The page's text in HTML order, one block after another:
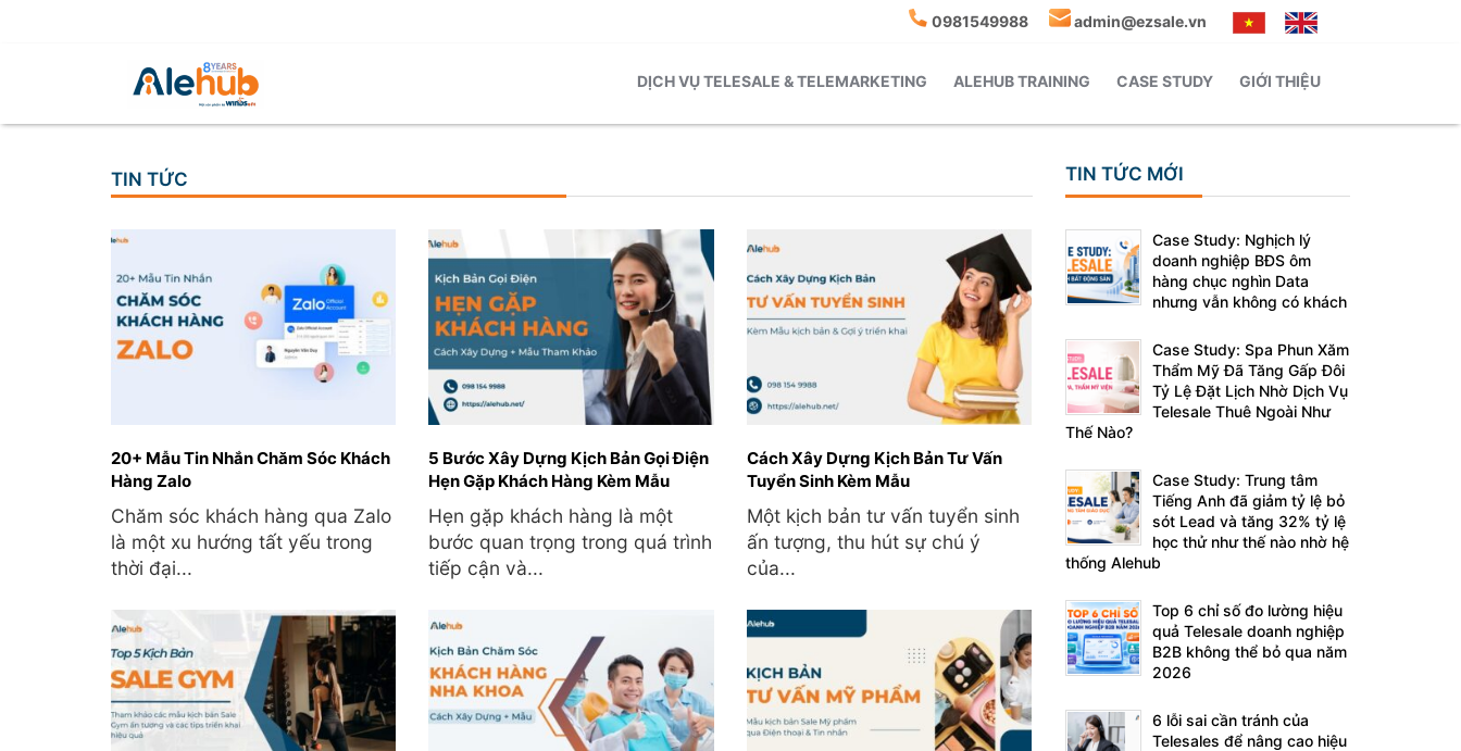
0981549988 admin@ezsale.vn
DỊCH VỤ TELESALE & TELEMARKETING ALEHUB TRAINING CASE STUDY GIỚI THIỆU
TIN TỨC
20+ Mẫu Tin Nhắn Chăm Sóc Khách
Hàng Zalo
Chăm sóc khách hàng qua Zalo
là một xu hướng tất yếu trong
thời đại...
5 Bước Xây Dựng Kịch Bản Gọi Điện
Hẹn Gặp Khách Hàng Kèm Mẫu
Hẹn gặp khách hàng là một
bước quan trọng trong quá trình
tiếp cận và...
Cách Xây Dựng Kịch Bản Tư Vấn
Tuyển Sinh Kèm Mẫu
Một kịch bản tư vấn tuyển sinh
ấn tượng, thu hút sự chú ý
của...
TIN TỨC MỚI
Case Study: Nghịch lý
doanh nghiệp BĐS ôm
hàng chục nghìn Data
nhưng vẫn không có khách
Case Study: Spa Phun Xăm
Thẩm Mỹ Đã Tăng Gấp Đôi
Tỷ Lệ Đặt Lịch Nhờ Dịch Vụ
Telesale Thuê Ngoài Như
Thế Nào?
Case Study: Trung tâm
Tiếng Anh đã giảm tỷ lệ bỏ
sót Lead và tăng 32% tỷ lệ
học thử như thế nào nhờ hệ
thống Alehub
Top 6 chỉ số đo lường hiệu
quả Telesale doanh nghiệp
B2B không thể bỏ qua năm
2026
6 lỗi sai cần tránh của
Telesales để nâng cao hiệu